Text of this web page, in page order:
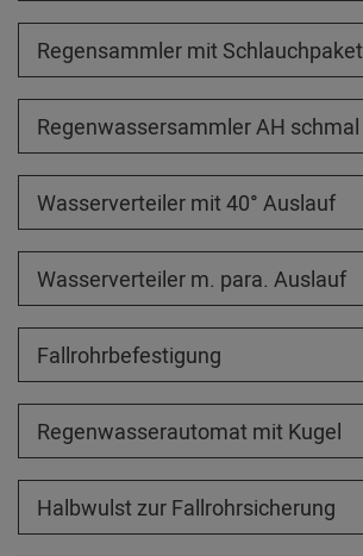
Regensammler mit Schlauchpaket
Regenwassersammler AH schmal
Wasserverteiler mit 40° Auslauf
Wasserverteiler m. para. Auslauf
Fallrohrbefestigung
Regenwasserautomat mit Kugel
Halbwulst zur Fallrohrsicherung